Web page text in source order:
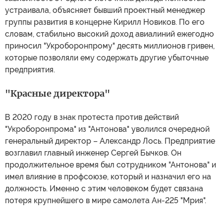
устраивала, объясняет бывший проектный менеджер
группы развития в концерне Кирилл Новиков. По его
словам, стабильно высокий доход авиалиний ежегодно
приносил "Укроборонпрому" десять миллионов гривен,
которые позволяли ему содержать другие убыточные
предприятия.
"Красные директора"
В 2020 году в знак протеста против действий
"Укроборонпрома" из "Антонова" уволился очередной
генеральный директор – Александр Лось. Предприятие
возглавил главный инженер Сергей Бычков. Он
продолжительное время был сотрудником "Антонова" и
имел влияние в профсоюзе, который и назначил его на
должность. Именно с этим человеком будет связана
потеря крупнейшего в мире самолета Ан-225 "Мрия".